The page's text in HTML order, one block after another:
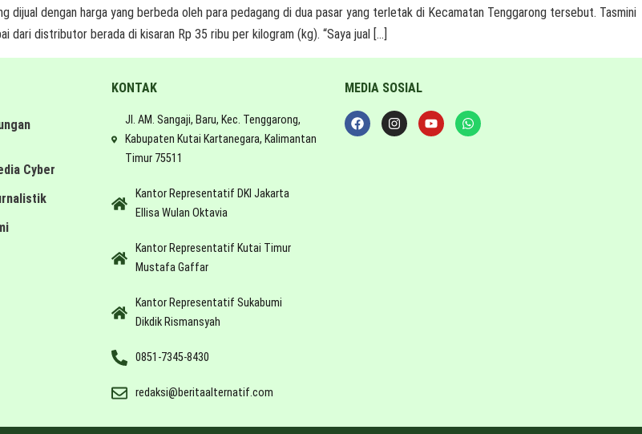
dijual dengan harga yang berbeda oleh para pedagang di dua pasar yang terletak di Kecamatan Tenggarong tersebut. Tasmini
dari distributor berada di kisaran Rp 35 ribu per kilogram (kg). “Saya jual […]
Cyber
KONTAK
Jl. AM. Sangaji, Baru, Kec. Tenggarong,
Kabupaten Kutai Kartanegara, Kalimantan
Timur 75511
Kantor Representatif DKI Jakarta
Ellisa Wulan Oktavia
Kantor Representatif Kutai Timur
Mustafa Gaffar
Kantor Representatif Sukabumi
Dikdik Rismansyah
0851-7345-8430
redaksi@beritaalternatif.com
MEDIA SOSIAL